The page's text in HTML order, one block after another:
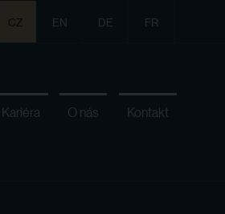
CZ EN DE FR
Kariéra O nás Kontakt